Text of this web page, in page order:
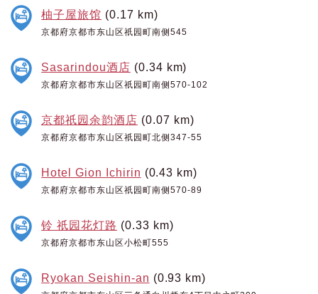
柚子屋旅馆 (0.17 km)
京都府京都市东山区祇园町南侧545
Sasarindou酒店 (0.34 km)
京都府京都市东山区祇园町南侧570-102
京都祇园余韵酒店 (0.07 km)
京都府京都市东山区祇园町北侧347-55
Hotel Gion Ichirin (0.43 km)
京都府京都市东山区祇园町南侧570-89
铃 祇园花灯路 (0.33 km)
京都府京都市东山区小松町555
Ryokan Seishin-an (0.93 km)